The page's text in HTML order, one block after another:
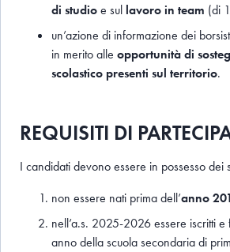
di studioe sul lavoro in team (di
un’azione di informazione dei
in merito alle opportunità di
scolastico presenti sul territorio.
REQUISITI DI
I candidati devono essere in possesso dei
non essere nati prima dell’anno
nell’a.s. 2025-2026 essere iscritti
anno della scuola secondaria di